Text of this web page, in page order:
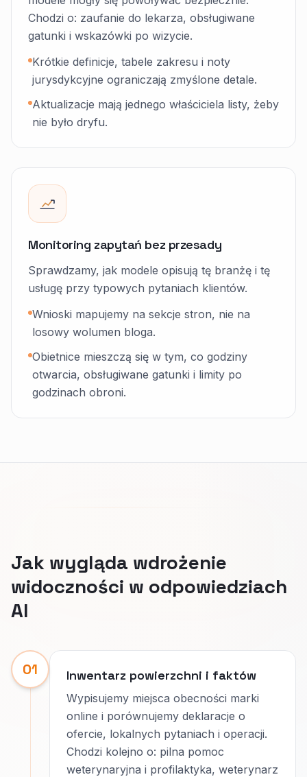
Chodzi o: zaufanie do lekarza, obsługiwane
gatunki i wskazówki po wizycie.
Krótkie definicje, tabele zakresu i noty
jurysdykcyjne ograniczają zmyślone detale.
Aktualizacje mają jednego właściciela listy, żeby
nie było dryfu.
Monitoring zapytań bez przesady
Sprawdzamy, jak modele opisują tę branżę i tę
usługę przy typowych pytaniach klientów.
Wnioski mapujemy na sekcje stron, nie na
losowy wolumen bloga.
Obietnice mieszczą się w tym, co godziny
otwarcia, obsługiwane gatunki i limity po
godzinach obroni.
Jak wygląda wdrożenie
widoczności w odpowiedziach
AI
01 Inwentarz powierzchni i faktów
Wypisujemy miejsca obecności marki
online i porównujemy deklaracje o
ofercie, lokalnych pytaniach i operacji.
Chodzi kolejno o: pilna pomoc
weterynaryjna i profilaktyka, weterynarz